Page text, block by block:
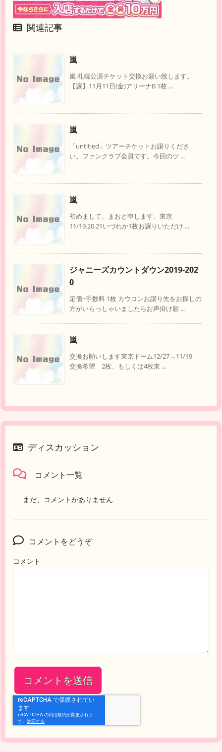
関連記事
嵐
嵐 札幌公演チケット交換お願い致します。
【譲】11月11日(金)アリーナB 1枚 ...
嵐
「untitled」ツアーチケットお譲りくださ
い。ファンクラブ会員です。今回のツ ...
嵐
初めまして、まおと申します。東京
11/19.20.21いづれか1枚お譲りいただけ ...
ジャニーズカウントダウン2019-202
0
定価+手数料 1枚 カウコンお譲り先をお探しの
方がいらっしゃいましたらお声掛け願 ...
嵐
交換お願いします東京ドーム12/27→11/19
交換希望 2枚、もしくは4枚東 ...
ディスカッション
コメント一覧
まだ、コメントがありません
コメントをどうぞ
コメント